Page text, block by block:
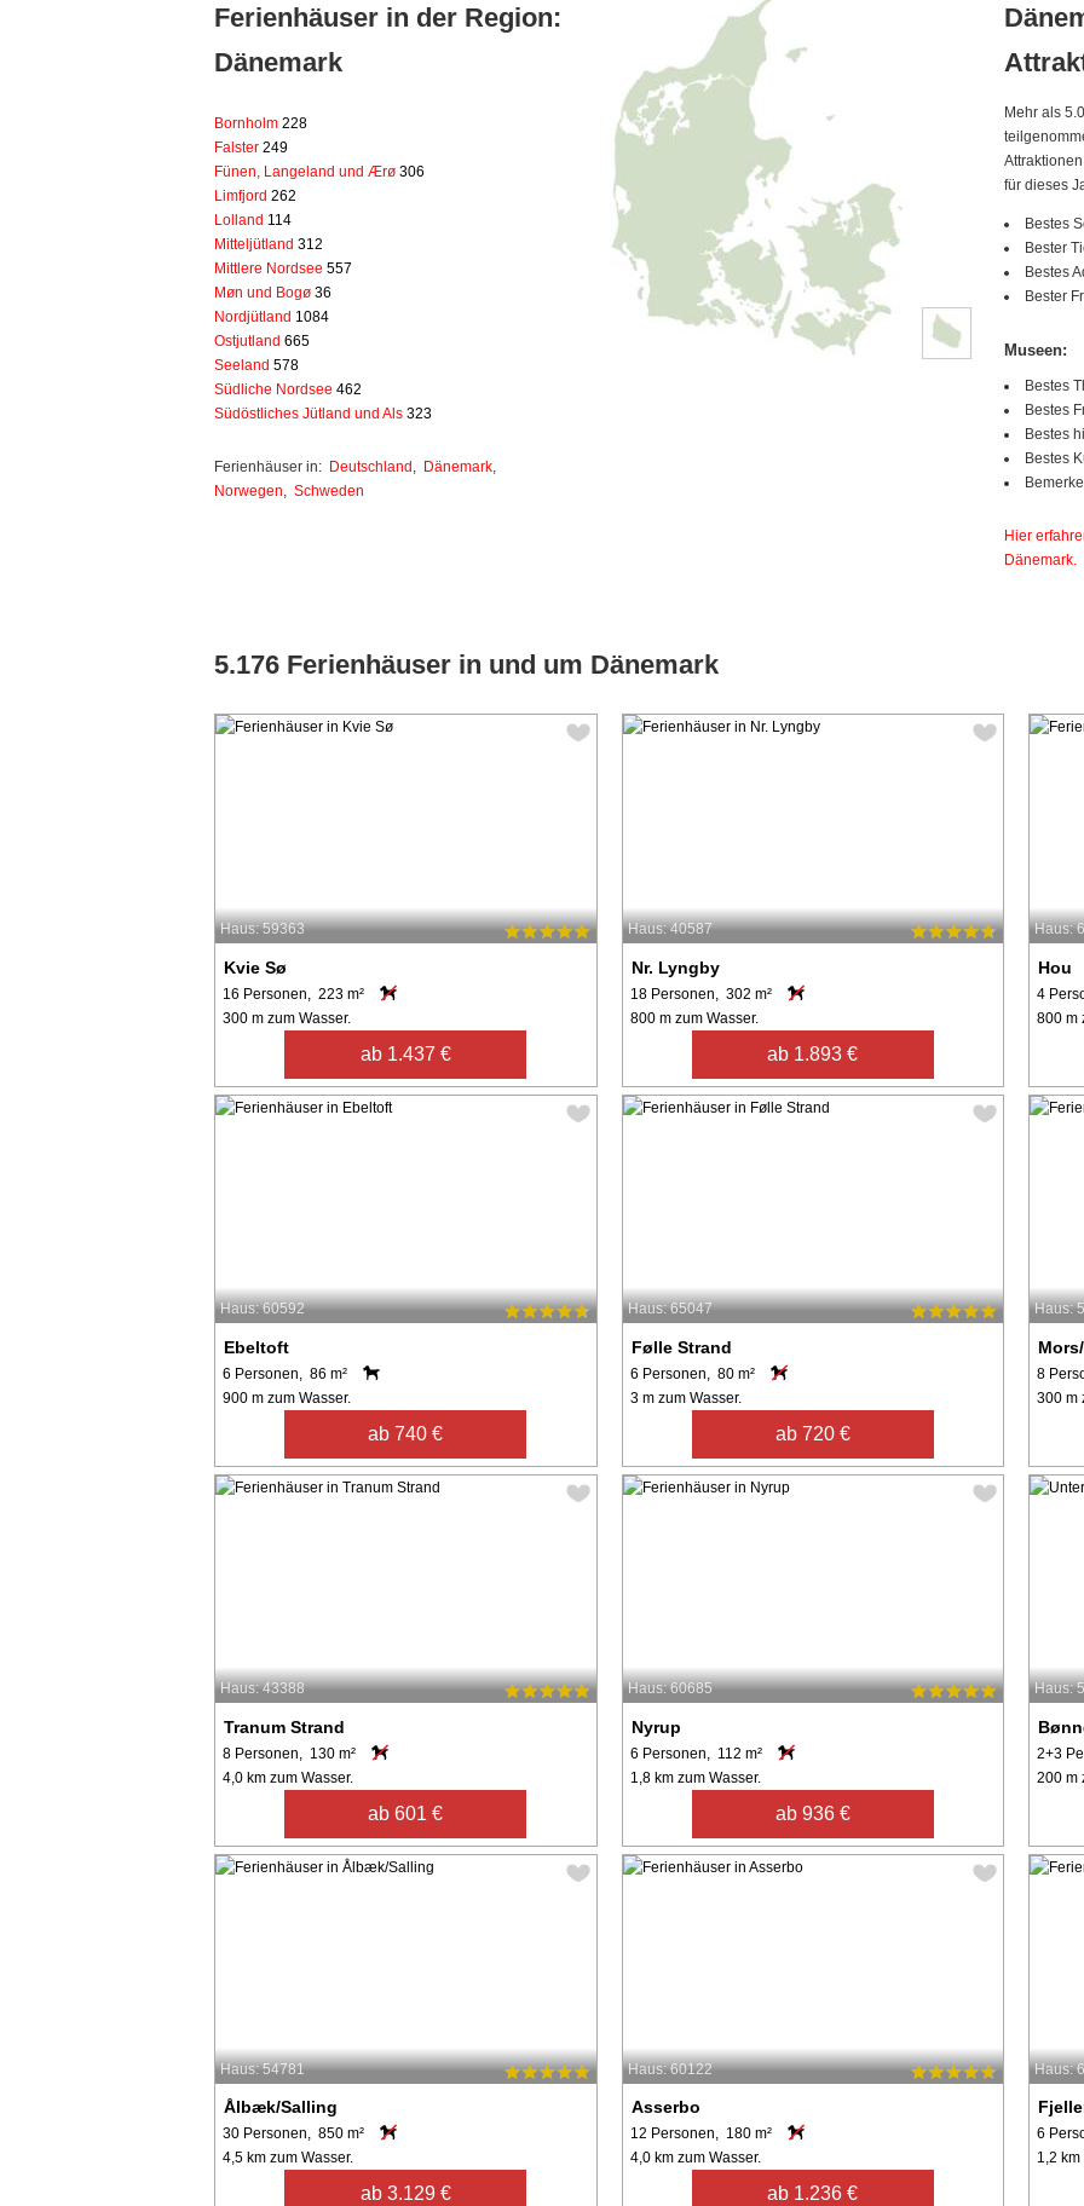
Ferienhäuser in der Region:
Dänemark
Bornholm 228
Falster 249
Fünen, Langeland und Ærø 306
Limfjord 262
Lolland 114
Mitteljütland 312
Mittlere Nordsee 557
Møn und Bogø 36
Nordjütland 1084
Ostjutland 665
Seeland 578
Südliche Nordsee 462
Südöstliches Jütland und Als 323
Ferienhäuser in: Deutschland , Dänemark,
Norwegen, Schweden
Mehr als
für dieses
Bestes
Bester
Bestes
Bester
Museen:
Bestes
Bestes
Bestes
Bestes
Hier
Dänemark.
5.176 Ferienhäuser in und um Dänemark
Haus: 59363
Kvie Sø
16 Personen, 223 m²
300 m zum Wasser.
ab 1.437 €
Haus: 40587
Nr. Lyngby
18 Personen, 302 m²
800 m zum Wasser.
ab 1.893 €
Haus:
Hou
4
800 m
Haus: 60592
Ebeltoft
6 Personen, 86 m²
900 m zum Wasser.
ab 740 €
Haus: 65047
Følle Strand
6 Personen, 80 m²
3 m zum Wasser.
ab 720 €
Haus:
8
300 m
Haus: 43388
Tranum Strand
8 Personen, 130 m²
4,0 km zum Wasser.
ab 601 €
Haus: 60685
Nyrup
6 Personen, 112 m²
1,8 km zum Wasser.
ab 936 €
Haus:
2+3
200 m
Haus: 54781
Ålbæk/Salling
30 Personen, 850 m²
4,5 km zum Wasser.
ab 3.129 €
Haus: 60122
Asserbo
12 Personen, 180 m²
4,0 km zum Wasser.
ab 1.236 €
Haus:
6
1,2 km